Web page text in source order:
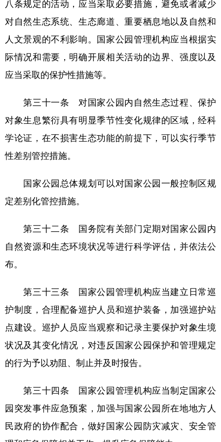
八条规定的活动，应当采取必要措施，避免或者减少
对自然生态系统、生态廊道、重要栖息地以及自然和
人文景观的不利影响。国家公园管理机构应当根据实
际情况和需要，明确开展相关活动的边界、强度以及
应当采取的保护性措施等。
第三十一条 对国家公园内自然生态过程、保护
对象生息繁衍具有明显季节性变化规律的区域，经科
学论证，在不损害生态功能的前提下，可以实行季节
性差别管控措施。
国家公园总体规划可以对国家公园一般控制区规
定差别化管控措施。
第三十二条 国务院有关部门定期对国家公园内
自然资源和生态环境状况等进行科学评估，并依法公
布。
第三十三条 国家公园管理机构应当建立日常巡
护制度，合理配备巡护人员和巡护装备，加强巡护站
点建设。巡护人员应当观察和记录主要保护对象生境
状况及其变化情况，对违反国家公园保护和管理规定
的行为予以劝阻、制止并及时报告。
第三十四条 国家公园管理机构应当制定国家公
园突发事件应急预案，加强与国家公园所在地地方人
民政府的协作配合，做好国家公园防灾减灾、安全管